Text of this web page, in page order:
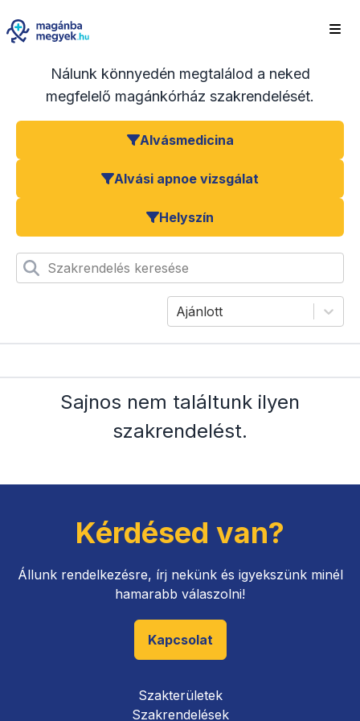
Nálunk könnyedén megtalálod a neked
megfelelő magánkórház szakrendelését.
Alvásmedicina
Alvási apnoe vizsgálat
Helyszín
Szakrendelés keresése
Ajánlott
Sajnos nem találtunk ilyen
szakrendelést.
Kérdésed van?
Állunk rendelkezésre, írj nekünk és igyekszünk minél
hamarabb válaszolni!
Kapcsolat
Szakterületek
Szakrendelések